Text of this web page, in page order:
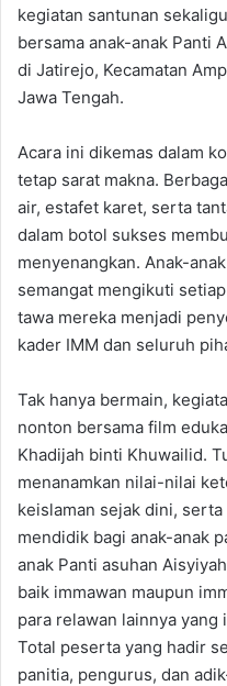
kegiatan santunan
bersama anak-anak Panti
di Jatirejo, Kecamatan
Jawa Tengah.
Acara ini dikemas dalam
tetap sarat makna.
air, estafet karet, serta
dalam botol sukses
menyenangkan. Anak-
semangat mengikuti
tawa mereka menjadi
kader IMM dan seluruh
Tak hanya bermain,
nonton bersama film
Khadijah binti Khuwailid.
menanamkan nilai-nilai
keislaman sejak dini,
mendidik bagi anak-anak
anak Panti asuhan
baik immawan maupun
para relawan lainnya
Total peserta yang hadir
panitia, pengurus, dan